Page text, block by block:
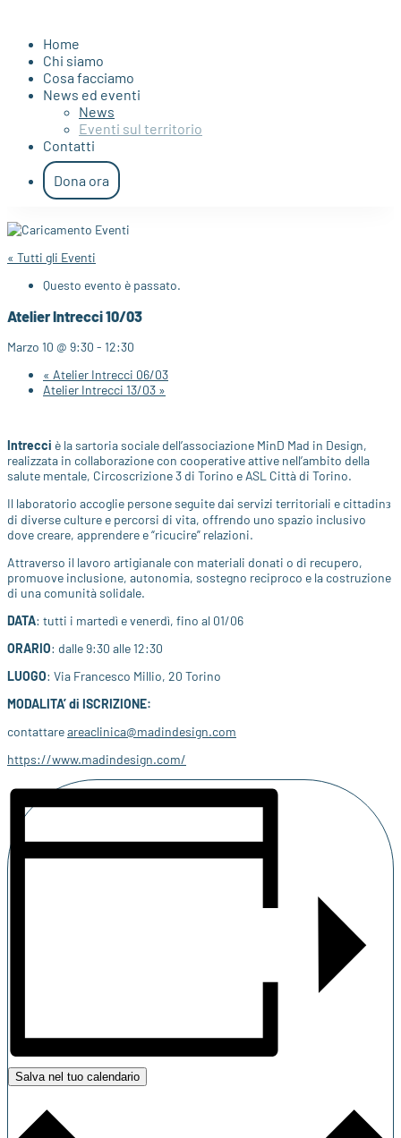
Home
Chi siamo
Cosa facciamo
News ed eventi
News
Eventi sul territorio
Contatti
Dona ora
« Tutti gli Eventi
Questo evento è passato.
Atelier Intrecci 10/03
Marzo 10 @ 9:30 - 12:30
« Atelier Intrecci 06/03
Atelier Intrecci 13/03 »
Intrecci è la sartoria sociale dell’associazione MinD Mad in Design,
realizzata in collaborazione con cooperative attive nell’ambito della
salute mentale, Circoscrizione 3 di Torino e ASL Città di Torino.
Il laboratorio accoglie persone seguite dai servizi territoriali e cittadinз
di diverse culture e percorsi di vita, offrendo uno spazio inclusivo
dove creare, apprendere e “ricucire” relazioni.
Attraverso il lavoro artigianale con materiali donati o di recupero,
promuove inclusione, autonomia, sostegno reciproco e la costruzione
di una comunità solidale.
DATA: tutti i martedì e venerdì, fino al 01/06
ORARIO: dalle 9:30 alle 12:30
LUOGO: Via Francesco Millio, 20 Torino
MODALITA’ di ISCRIZIONE:
contattareareaclinica@madindesign.com
https://www.madindesign.com/
Salva nel tuo calendario